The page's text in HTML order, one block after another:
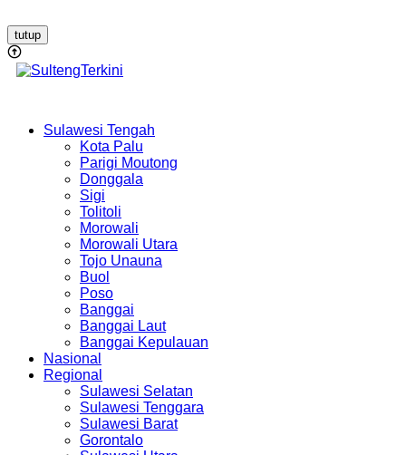
tutup
Sulawesi Tengah
Kota Palu
Parigi Moutong
Donggala
Sigi
Tolitoli
Morowali
Morowali Utara
Tojo Unauna
Buol
Poso
Banggai
Banggai Laut
Banggai Kepulauan
Nasional
Regional
Sulawesi Selatan
Sulawesi Tenggara
Sulawesi Barat
Gorontalo